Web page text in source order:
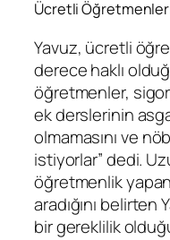
Ücretli
Yavuz, ücretli
derece haklı
öğretmenler,
ek derslerinin
olmamasını ve
istiyorlar” dedi.
öğretmenlik
aradığını
bir gereklilik